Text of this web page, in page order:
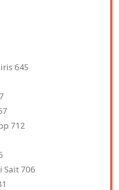
645
712
Sait 706